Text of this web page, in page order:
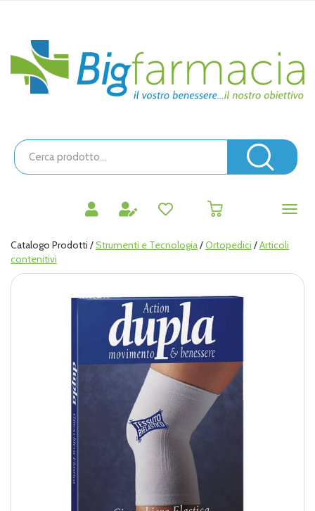
principaleBigfarmacia
Cerca
Prodotto
Catalogo Prodotti /Strumenti e Tecnologia/Ortopedici /Articoli
contenitivi